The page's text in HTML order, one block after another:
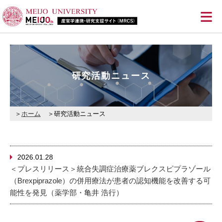
≡
研究活動ニュース
ホーム 研究活動ニュース
2026.01.28
＜プレスリリース＞統合失調症治療薬ブレクスピプラゾール
（Brexpiprazole）の併用療法が患者の認知機能を改善する可
能性を発見（薬学部・亀井 浩行）